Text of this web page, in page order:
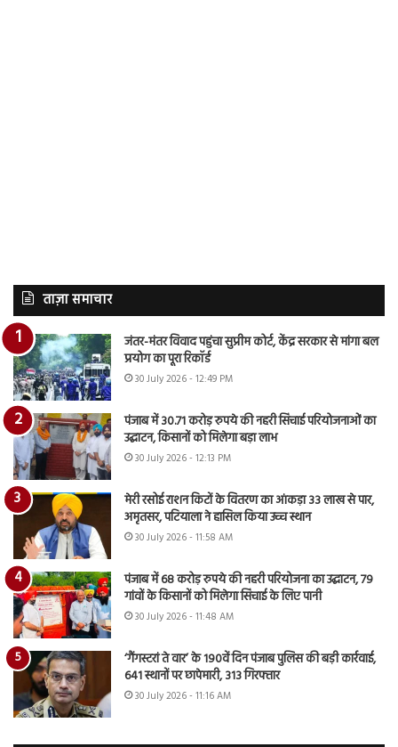
ताज़ा समाचार
जंतर-मंतर विवाद पहुंचा सुप्रीम कोर्ट, केंद्र सरकार से मांगा बल
प्रयोग का पूरा रिकॉर्ड
30 July 2026 - 12:49 PM
पंजाब में 30.71 करोड़ रुपये की नहरी सिंचाई परियोजनाओं का
उद्घाटन, किसानों को मिलेगा बड़ा लाभ
30 July 2026 - 12:13 PM
मेरी रसोई राशन किटों के वितरण का आंकड़ा 33 लाख से पार,
अमृतसर, पटियाला ने हासिल किया उच्च स्थान
30 July 2026 - 11:58 AM
पंजाब में 68 करोड़ रुपये की नहरी परियोजना का उद्घाटन, 79
गांवों के किसानों को मिलेगा सिंचाई के लिए पानी
30 July 2026 - 11:48 AM
‘गैंगस्टरां ते वार’ के 190वें दिन पंजाब पुलिस की बड़ी कार्रवाई,
641 स्थानों पर छापेमारी, 313 गिरफ्तार
30 July 2026 - 11:16 AM